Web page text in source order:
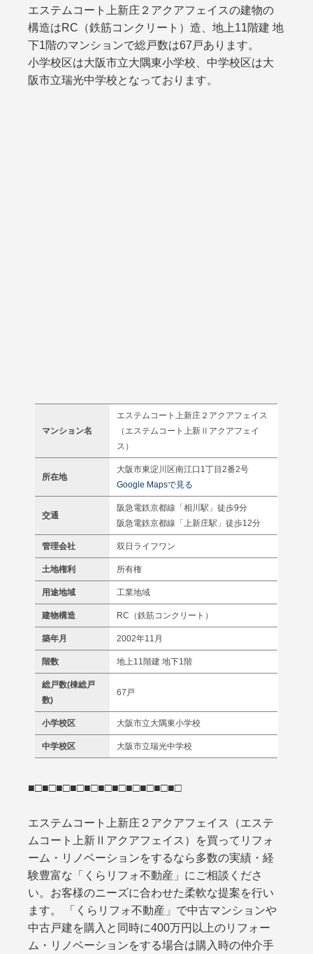
エステムコート上新庄２アクアフェイスの建物の
構造はRC（鉄筋コンクリート）造、地上11階建 地
下1階のマンションで総戸数は67戸あります。
小学校区は大阪市立大隅東小学校、中学校区は大
阪市立瑞光中学校となっております。
マンション名
エステムコート上新庄２アクアフェイス
（エステムコート上新Ⅱアクアフェイ
ス）
所在地
大阪市東淀川区南江口1丁目2番2号
Google Mapsで見る
交通
阪急電鉄京都線「相川駅」徒歩9分
阪急電鉄京都線「上新庄駅」徒歩12分
管理会社 双日ライフワン
土地権利 所有権
用途地域 工業地域
建物構造 RC（鉄筋コンクリート）
築年月 2002年11月
階数 地上11階建 地下1階
総戸数(棟総戸
数)
67戸
小学校区 大阪市立大隅東小学校
中学校区 大阪市立瑞光中学校
■□■□■□■□■□■□■□■□■□■□■□
エステムコート上新庄２アクアフェイス（エステ
ムコート上新Ⅱアクアフェイス）を買ってリフォ
ーム・リノベーションをするなら多数の実績・経
験豊富な「くらリフォ不動産」にご相談くださ
い。お客様のニーズに合わせた柔軟な提案を行い
ます。 「くらリフォ不動産」で中古マンションや
中古戸建を購入と同時に400万円以上のリフォー
ム・リノベーションをする場合は購入時の仲介手